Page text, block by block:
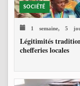
SOCIÉTÉ
1 semaine, 5
Légitimités
chefferies locales